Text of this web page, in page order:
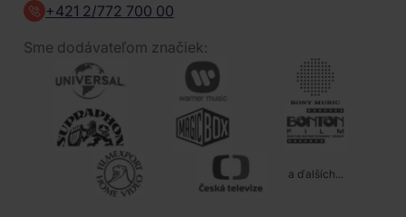
+421 2/772 700 00
Sme dodávateľom značiek:
a ďalších...